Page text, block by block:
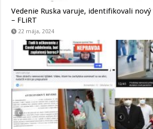
Vedenie Ruska varuje, identifikovali
– FLiRT
22 mája, 2024